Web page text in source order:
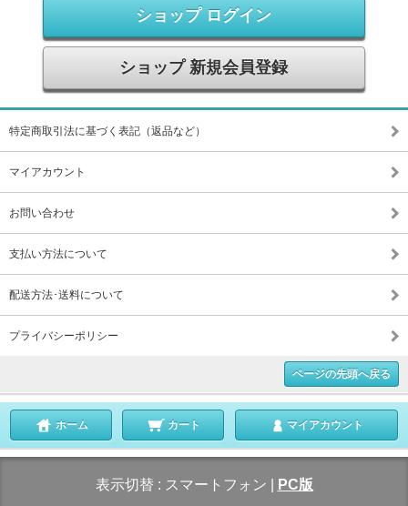
ショップ ログイン
ショップ 新規会員登録
特定商取引法に基づく表記（返品など）
マイアカウント
お問い合わせ
支払い方法について
配送方法･送料について
プライバシーポリシー
ページの先頭へ戻る
ホーム カート マイアカウント
表示切替 : スマートフォン PC版